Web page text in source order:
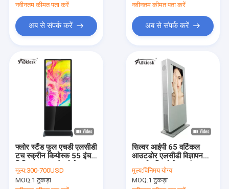
नवीनतम कीमत पता करें
अब से संपर्क करें
नवीनतम कीमत पता करें
अब से संपर्क करें
फ्लोर स्टैंड फुल एचडी एलसीडी
टच स्क्रीन कियोस्क 55 इंच
CPU
मूल्य:300-700USD
MOQ:1 टुकड़ा
सिल्वर आईपी 65 वर्टिकल
आउटडोर एलसीडी विज्ञापन
प्रदर्शन बिलबोर्ड 55 इंच
1209 मिमी ऊँचाई:
मूल्य:विनिमय योग्य
MOQ:1 टुकड़ा